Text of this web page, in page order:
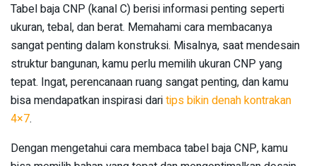
Tabel baja CNP (kanal C) berisi informasi penting seperti
ukuran, tebal, dan berat. Memahami cara membacanya
sangat penting dalam konstruksi. Misalnya, saat mendesain
struktur bangunan, kamu perlu memilih ukuran CNP yang
tepat. Ingat, perencanaan ruang sangat penting, dan kamu
bisa mendapatkan inspirasi daritips bikin denah kontrakan
4×7.
Dengan mengetahui cara membaca tabel baja CNP, kamu